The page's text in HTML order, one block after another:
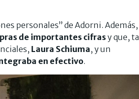
personales” de Adorni. Además,
de importantes cifrasy que, tal
Laura Schiuma, y un
en efectivo.